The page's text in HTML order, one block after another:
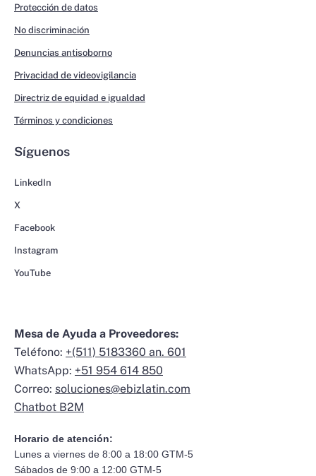
Protección de datos
No discriminación
Denuncias antisoborno
Privacidad de videovigilancia
Directriz de equidad e igualdad
Términos y condiciones
Síguenos
LinkedIn
X
Facebook
Instagram
YouTube
Mesa de Ayuda a Proveedores:
Teléfono: +(511) 5183360 an. 601
WhatsApp: +51 954 614 850
Correo: soluciones@ebizlatin.com
Chatbot B2M
Horario de atención:
Lunes a viernes de 8:00 a 18:00 GTM-5
Sábados de 9:00 a 12:00 GTM-5